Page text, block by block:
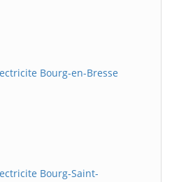
Bourg-en-Bresse
Bourg-Saint-